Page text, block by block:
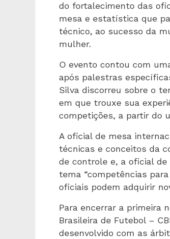
do fortalecimento das
mesa e estatística que
técnico, ao sucesso da
mulher.
O evento contou com
após palestras
Silva discorreu sobre o
em que trouxe sua
competições, a partir do
A oficial de mesa
técnicas e conceitos da
de controle e, a oficial
tema “competências
oficiais podem adquirir
Para encerrar a primeira
Brasileira de Futebol –
desenvolvido com as